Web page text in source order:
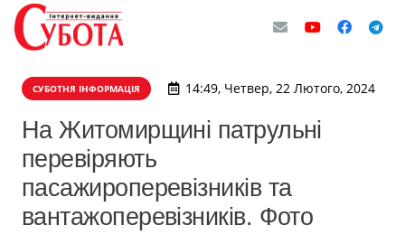
СУБОТНЯ ІНФОРМАЦІЯ 14:49, Четвер, 22 Лютого, 2024
На Житомирщині патрульні
перевіряють
пасажироперевізників та
вантажоперевізників. Фото